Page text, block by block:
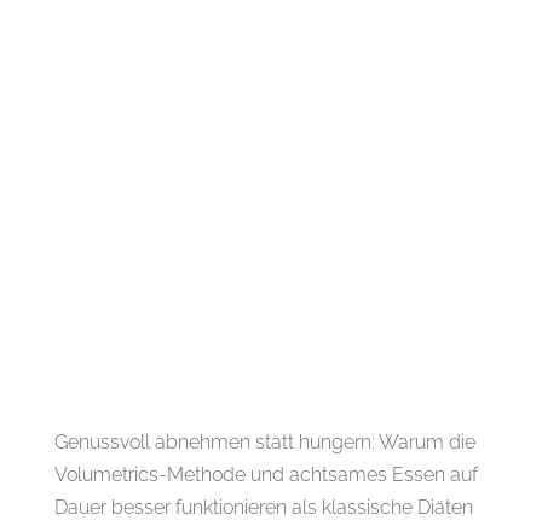
Genussvoll abnehmen statt hungern: Warum die
Volumetrics-Methode und achtsames Essen auf
Dauer besser funktionieren als klassische Diäten